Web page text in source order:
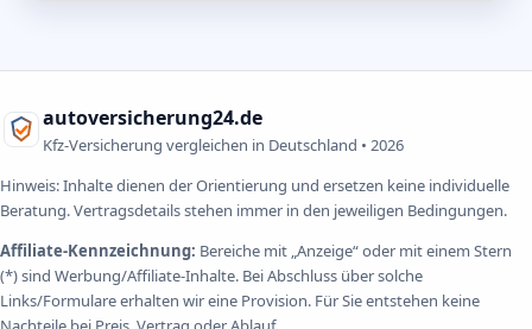
autoversicherung24.de
Kfz-Versicherung vergleichen in Deutschland • 2026
Hinweis: Inhalte dienen der Orientierung und ersetzen keine individuelle
Beratung. Vertragsdetails stehen immer in den jeweiligen Bedingungen.
Affiliate-Kennzeichnung: Bereiche mit „Anzeige“ oder mit einem Stern
(*) sind Werbung/Affiliate-Inhalte. Bei Abschluss über solche
Links/Formulare erhalten wir eine Provision. Für Sie entstehen keine